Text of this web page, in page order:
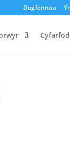
Dogfennau